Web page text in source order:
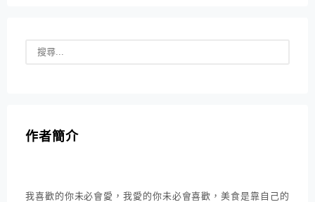
作者簡介
我喜歡的你未必會愛，我愛的你未必會喜歡，美食是靠自己的